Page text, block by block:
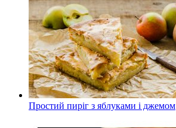
Простий пиріг з яблуками і джемом